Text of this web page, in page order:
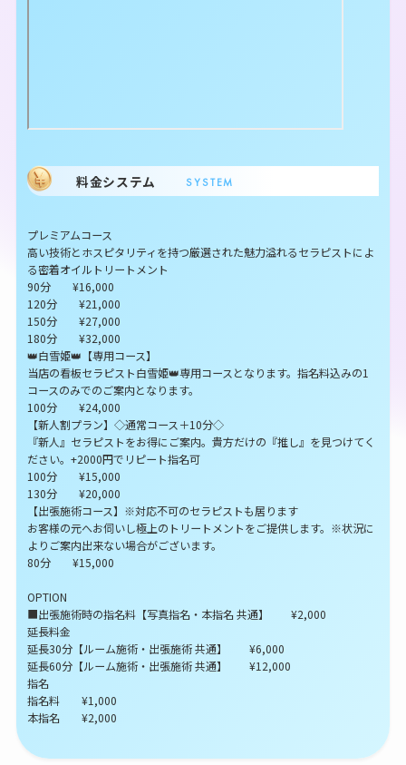
料金システム SYSTEM
プレミアムコース
高い技術とホスピタリティを持つ厳選された魅力溢れるセラピストによ
る密着オイルトリートメント
90分 ¥16,000
120分 ¥21,000
150分 ¥27,000
180分 ¥32,000
👑白雪姫👑【専用コース】
当店の看板セラピスト白雪姫👑専用コースとなります。指名料込みの1
コースのみでのご案内となります。
100分 ¥24,000
【新人割プラン】◇通常コース＋10分◇
『新人』セラピストをお得にご案内。貴方だけの『推し』を見つけてく
ださい。+2000円でリピート指名可
100分 ¥15,000
130分 ¥20,000
【出張施術コース】※対応不可のセラピストも居ります
お客様の元へお伺いし極上のトリートメントをご提供します。※状況に
よりご案内出来ない場合がございます。
80分 ¥15,000
OPTION
■出張施術時の指名料【写真指名・本指名 共通】 ¥2,000
延長料金
延長30分【ルーム施術・出張施術 共通】 ¥6,000
延長60分【ルーム施術・出張施術 共通】 ¥12,000
指名
指名料 ¥1,000
本指名 ¥2,000